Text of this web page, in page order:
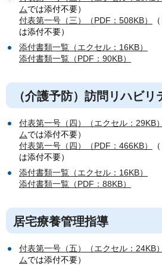
ムでは添付不要）
付表第一号（三）（PDF：508KB）
は添付不要）
添付書類一覧（エクセル：16KB）
添付書類一覧（PDF：90KB）
（介護予防）訪問リハビリ
付表第一号（四）（エクセル：29KB）
ムでは添付不要）
付表第一号（四）（PDF：466KB）
は添付不要）
添付書類一覧（エクセル：16KB）
添付書類一覧（PDF：88KB）
居宅療養管理指導
付表第一号（五）（エクセル：24KB）
ムでは添付不要）